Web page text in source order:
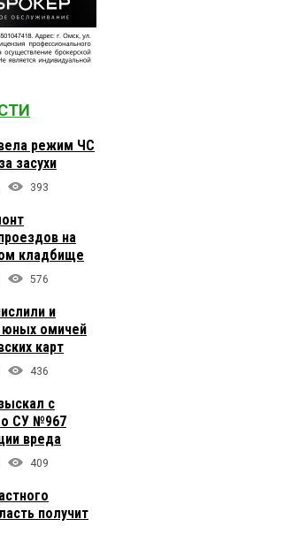
режим ЧС
засухи
393
на
кладбище
576
и
юных омичей
карт
436
с
СУ №967
вреда
409
получит